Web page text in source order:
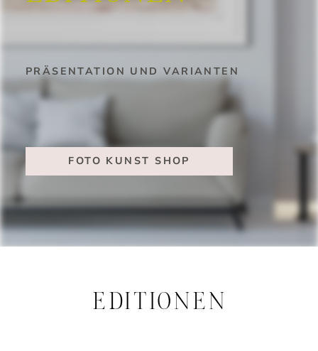
PRÄSENTATION UND VARIANTEN
FOTO KUNST SHOP
EDITIONEN